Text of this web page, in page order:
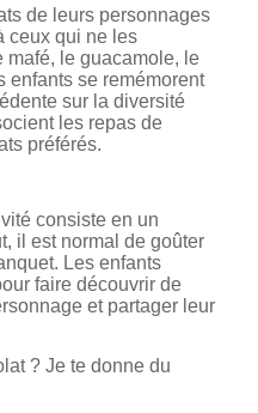
de leurs personnages
ceux qui ne les
mafé, le guacamole, le
enfants se remémorent
sur la diversité
les repas de
préférés.
consiste en un
il est normal de goûter
Les enfants
faire découvrir de
et partager leur
? Je te donne du